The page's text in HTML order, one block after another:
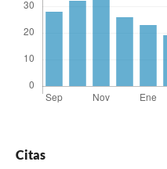
Citas